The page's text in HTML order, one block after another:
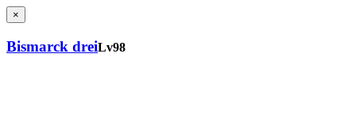
×
Bismarck dreiLv98